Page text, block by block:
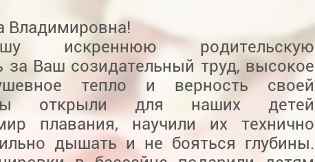
Владимировна!
искреннюю родительскую
за Ваш созидательный труд, высокое
тепло и верность своей
открыли для наших детей
плавания, научили их технично
дышать и не бояться глубины.